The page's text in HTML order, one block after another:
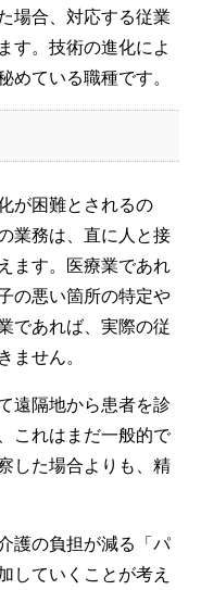
場合、対応する従業
す。技術の進化によ
めている職種です。
が困難とされるの
業務は、直に人と接
ます。医療業であれ
の悪い箇所の特定や
であれば、実際の従
せん。
遠隔地から患者を診
これはまだ一般的で
した場合よりも、精
護の負担が減る「パ
していくことが考え